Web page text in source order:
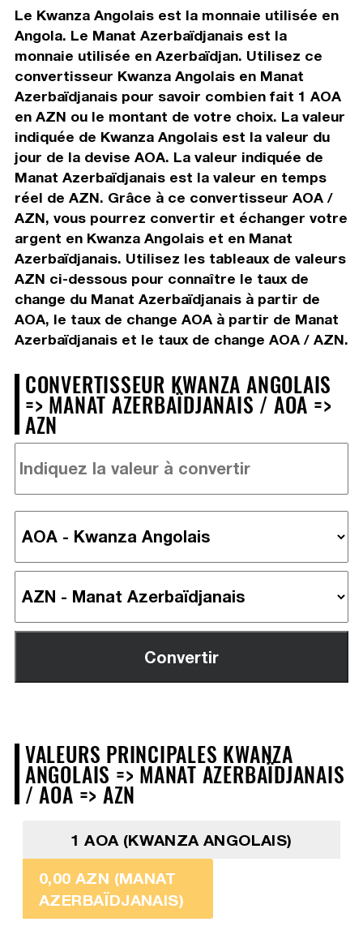
Le Kwanza Angolais est la monnaie utilisée en
Angola. Le Manat Azerbaïdjanais est la
monnaie utilisée en Azerbaïdjan. Utilisez ce
convertisseur Kwanza Angolais en Manat
Azerbaïdjanais pour savoir combien fait 1 AOA
en AZN ou le montant de votre choix. La valeur
indiquée de Kwanza Angolais est la valeur du
jour de la devise AOA. La valeur indiquée de
Manat Azerbaïdjanais est la valeur en temps
réel de AZN. Grâce à ce convertisseur AOA /
AZN, vous pourrez convertir et échanger votre
argent en Kwanza Angolais et en Manat
Azerbaïdjanais. Utilisez les tableaux de valeurs
AZN ci-dessous pour connaître le taux de
change du Manat Azerbaïdjanais à partir de
AOA, le taux de change AOA à partir de Manat
Azerbaïdjanais et le taux de change AOA / AZN.
CONVERTISSEUR KWANZA ANGOLAIS
=> MANAT AZERBAÏDJANAIS / AOA =>
AZN
VALEURS PRINCIPALES KWANZA
ANGOLAIS => MANAT AZERBAÏDJANAIS
/ AOA => AZN
1 AOA (KWANZA ANGOLAIS)
0,00 AZN (MANAT
AZERBAÏDJANAIS)